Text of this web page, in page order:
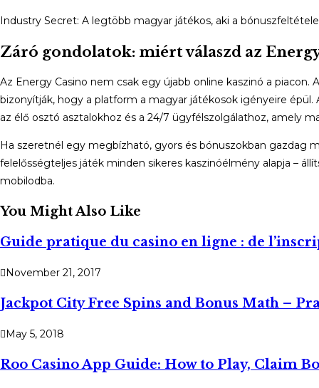
Industry Secret: A legtöbb magyar játékos, aki a
Záró gondolatok: miért válaszd az
Az Energy Casino nem csak egy újabb online kaszinó a
bizonyítják, hogy a platform a magyar játékosok igényeire
az élő osztó asztalokhoz és a 24/7 ügyfélszolgálathoz, amely
Ha szeretnél egy megbízható, gyors és bónuszokban gazdag
felelősségteljes játék minden sikeres kaszinóélmény alapja –
mobilodba.
You Might Also Like
Guide pratique du casino en ligne : de
November 21, 2017
Jackpot City Free Spins and Bonus Math –
May 5, 2018
Roo Casino App Guide: How to Play, Claim